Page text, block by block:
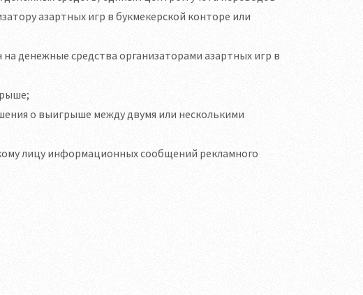
азартных игр в букмекерской конторе или
денежные средства организаторами азартных игр в
о выигрыше между двумя или несколькими
лицу информационных сообщений рекламного